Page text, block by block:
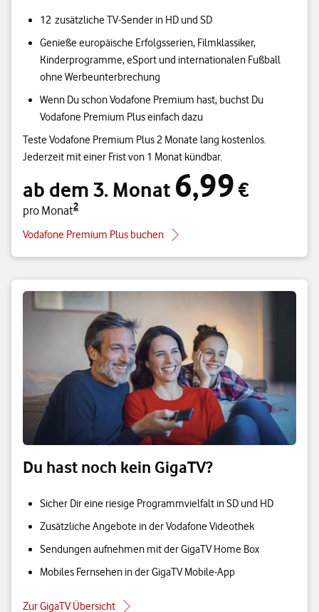
12 zusätzliche TV-Sender in HD und SD
Genieße europäische Erfolgsserien, Filmklassiker,
Kinderprogramme, eSport und internationalen Fußball
ohne Werbeunterbrechung
Wenn Du schon Vodafone Premium hast, buchst Du
Vodafone Premium Plus einfach dazu
Teste Vodafone Premium Plus 2 Monate lang kostenlos.
Jederzeit mit einer Frist von 1 Monat kündbar.
ab dem 3. Monat 6,99 € pro Monat
ab dem 3. Monat 6,99 €
pro Monat2
Vodafone Premium Plus buchen
Du hast noch kein GigaTV?
Sicher Dir eine riesige Programmvielfalt in SD und HD
Zusätzliche Angebote in der Vodafone Videothek
Sendungen aufnehmen mit der GigaTV Home Box
Mobiles Fernsehen in der GigaTV Mobile-App
Zur GigaTV Übersicht